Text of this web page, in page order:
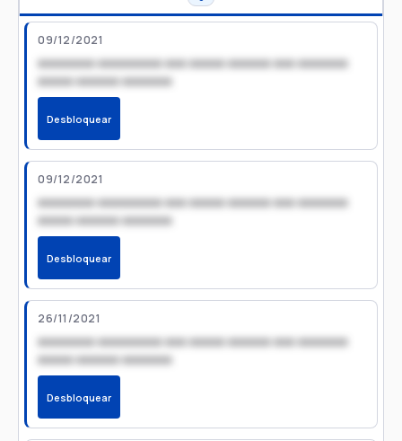
09/12/2021
xxxxxxxx xxxxxxxxx xxx xxxxx xxxxxx xxx xxxxxxx
xxxxx xxxxxx xxxxxxx
Desbloquear
09/12/2021
xxxxxxxx xxxxxxxxx xxx xxxxx xxxxxx xxx xxxxxxx
xxxxx xxxxxx xxxxxxx
Desbloquear
26/11/2021
xxxxxxxx xxxxxxxxx xxx xxxxx xxxxxx xxx xxxxxxx
xxxxx xxxxxx xxxxxxx
Desbloquear